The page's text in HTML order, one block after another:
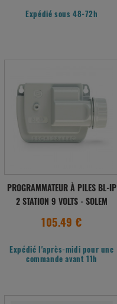
Expédié sous 48-72h
PROGRAMMATEUR À PILES BL-IP
2 STATION 9 VOLTS - SOLEM
105.49 €
Expédié l'après-midi pour une
commande avant 11h